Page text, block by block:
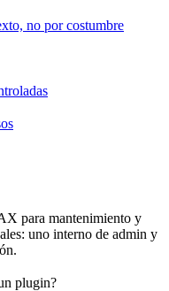
no por costumbre
para mantenimiento y
uno interno de admin y
plugin?